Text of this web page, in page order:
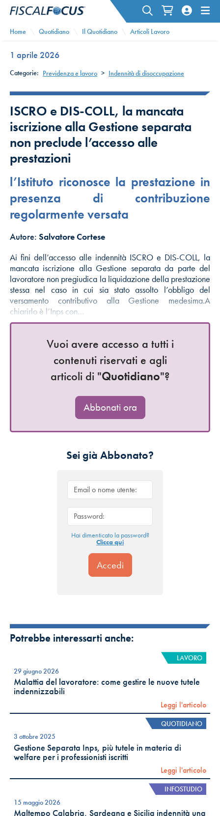
Home Quotidiano Il Quotidiano Articoli Lavoro
1 aprile 2026
Categorie: Previdenza e lavoro > Indennità di disoccupazione
ISCRO e DIS-COLL, la mancata
iscrizione alla Gestione separata
non preclude l’accesso alle
prestazioni
l’Istituto riconosce la prestazione in
presenza di contribuzione
regolarmente versata
Autore: Salvatore Cortese
Ai fini dell’accesso alle indennità ISCRO e DIS-COLL, la
mancata iscrizione alla Gestione separata da parte del
lavoratore non pregiudica la liquidazione della prestazione
stessa nel caso in cui sia stato assolto l’obbligo del
versamento contributivo alla Gestione medesima.A
chiarirlo è l’Inps con…
Vuoi avere accesso a tutti i
contenuti riservati e agli
articoli di "Quotidiano"?
Abbonati ora
Sei già Abbonato?
Hai dimenticato la password?
Clicca qui
Potrebbe interessarti anche:
LAVORO
29 giugno 2026
Malattia del lavoratore: come gestire le nuove tutele
indennizzabili
Leggi l'articolo
QUOTIDIANO
3 ottobre 2025
Gestione Separata Inps, più tutele in materia di
welfare per i professionisti iscritti
Leggi l'articolo
INFOSTUDIO
15 maggio 2026
Maltempo Calabria, Sardegna e Sicilia indennità una